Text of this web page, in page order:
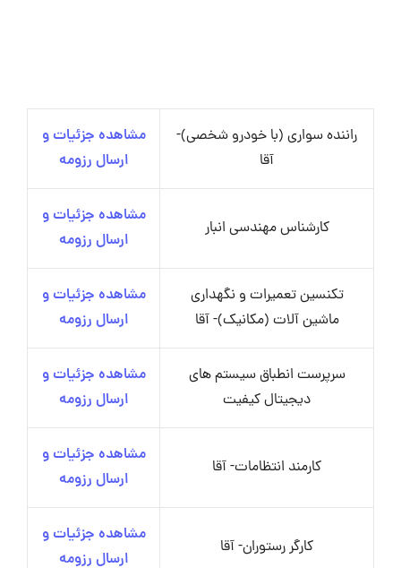
راننده سواری (با خودرو شخصی)-
آقا
مشاهده جزئیات و
ارسال رزومه
کارشناس مهندسی انبار
مشاهده جزئیات و
ارسال رزومه
تکنسین تعمیرات و نگهداری
ماشین آلات (مکانیک)- آقا
مشاهده جزئیات و
ارسال رزومه
سرپرست انطباق سیستم های
دیجیتال کیفیت
مشاهده جزئیات و
ارسال رزومه
کارمند انتظامات- آقا
مشاهده جزئیات و
ارسال رزومه
کارگر رستوران- آقا
مشاهده جزئیات و
ارسال رزومه